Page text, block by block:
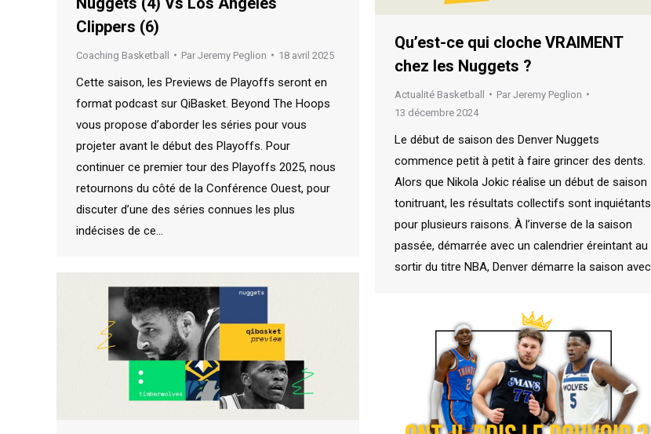
Clippers (6)
Coaching Basketball Par Jeremy Peglion 18 avril 2025
Cette saison, les Previews de Playoffs seront en
format podcast sur QiBasket. Beyond The Hoops
vous propose d’aborder les séries pour vous
projeter avant le début des Playoffs. Pour
continuer ce premier tour des Playoffs 2025, nous
retournons du côté de la Conférence Ouest, pour
discuter d’une des séries connues les plus
indécises de ce…
Qu’est-ce qui cloche VRAIMENT
chez les Nuggets ?
Actualité Basketball Par Jeremy Peglion
13 décembre 2024
Le début de saison des Denver Nuggets
commence petit à petit à faire grincer des dents.
Alors que Nikola Jokic réalise un début de saison
tonitruant, les résultats collectifs sont inquiétants
pour plusieurs raisons. À l’inverse de la saison
passée, démarrée avec un calendrier éreintant au
sortir du titre NBA, Denver démarre la saison